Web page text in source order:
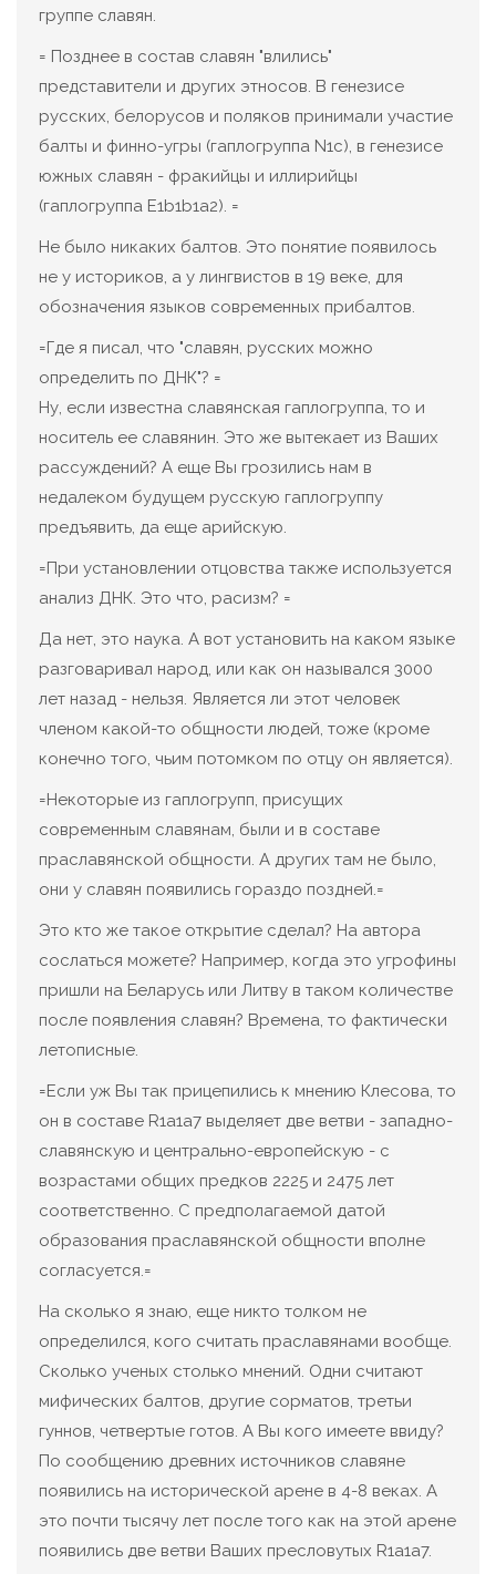
группе славян.
= Позднее в состав славян "влились"
представители и других этносов. В генезисе
русских, белорусов и поляков принимали участие
балты и финно-угры (гаплогруппа N1c), в генезисе
южных славян - фракийцы и иллирийцы
(гаплогруппа E1b1b1a2). =
Не было никаких балтов. Это понятие появилось
не у историков, а у лингвистов в 19 веке, для
обозначения языков современных прибалтов.
=Где я писал, что "славян, русских можно
определить по ДНК"? =
Ну, если известна славянская гаплогруппа, то и
носитель ее славянин. Это же вытекает из Ваших
рассуждений? А еще Вы грозились нам в
недалеком будущем русскую гаплогруппу
предъявить, да еще арийскую.
=При установлении отцовства также используется
анализ ДНК. Это что, расизм? =
Да нет, это наука. А вот установить на каком языке
разговаривал народ, или как он назывался 3000
лет назад - нельзя. Является ли этот человек
членом какой-то общности людей, тоже (кроме
конечно того, чьим потомком по отцу он является).
=Некоторые из гаплогрупп, присущих
современным славянам, были и в составе
праславянской общности. А других там не было,
они у славян появились гораздо поздней.=
Это кто же такое открытие сделал? На автора
сослаться можете? Например, когда это угрофины
пришли на Беларусь или Литву в таком количестве
после появления славян? Времена, то фактически
летописные.
=Если уж Вы так прицепились к мнению Клесова, то
он в составе R1a1a7 выделяет две ветви - западно-
славянскую и центрально-европейскую - с
возрастами общих предков 2225 и 2475 лет
соответственно. С предполагаемой датой
образования праславянской общности вполне
согласуется.=
На сколько я знаю, еще никто толком не
определился, кого считать праславянами вообще.
Сколько ученых столько мнений. Одни считают
мифических балтов, другие сорматов, третьи
гуннов, четвертые готов. А Вы кого имеете ввиду?
По сообщению древних источников славяне
появились на исторической арене в 4-8 веках. А
это почти тысячу лет после того как на этой арене
появились две ветви Ваших пресловутых R1a1a7.